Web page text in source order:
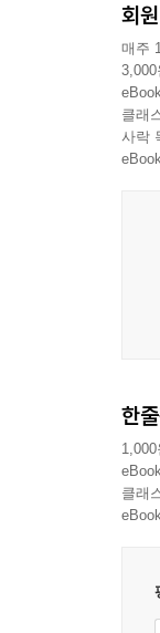
인간
상대
무엇
회
매주
클래
사락
한
클래